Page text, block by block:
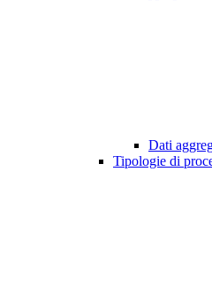
Dati
Tipologie di